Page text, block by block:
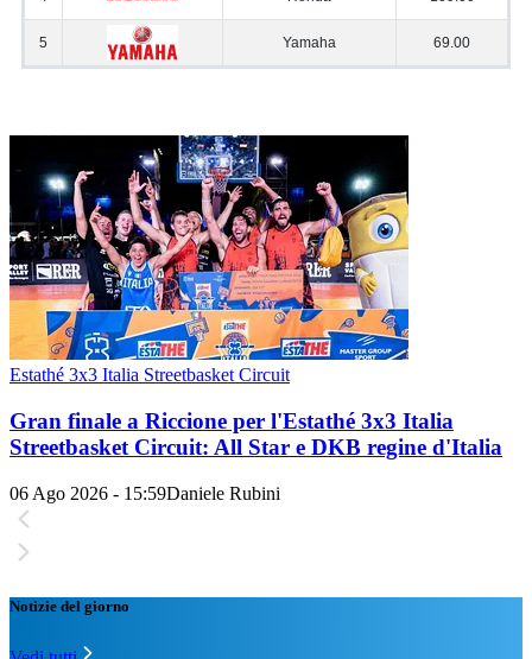
Estathé 3x3 Italia Streetbasket Circuit
Gran finale a Riccione per l'Estathé 3x3 Italia
Streetbasket Circuit: All Star e DKB regine d'Italia
06 Ago 2026 - 15:59Daniele Rubini
Notizie del giorno